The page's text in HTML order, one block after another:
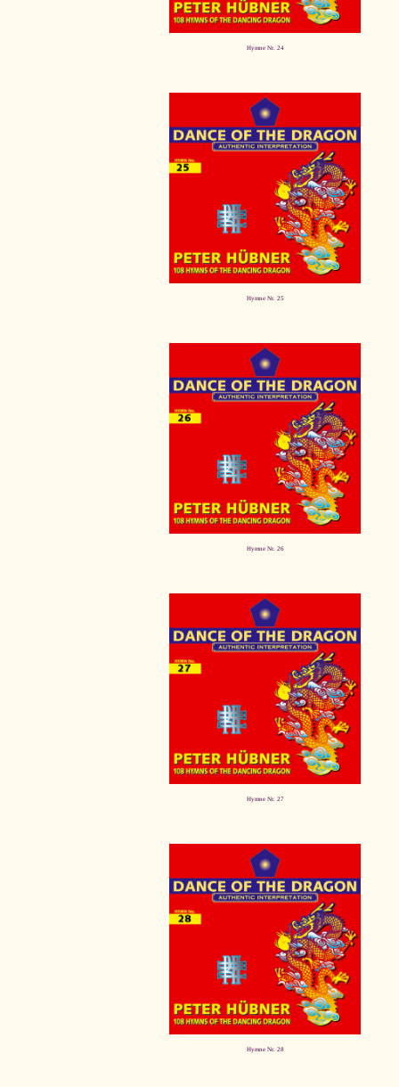
Hymne Nr. 24
Hymne Nr. 25
Hymne Nr. 26
Hymne Nr. 27
Hymne Nr. 28